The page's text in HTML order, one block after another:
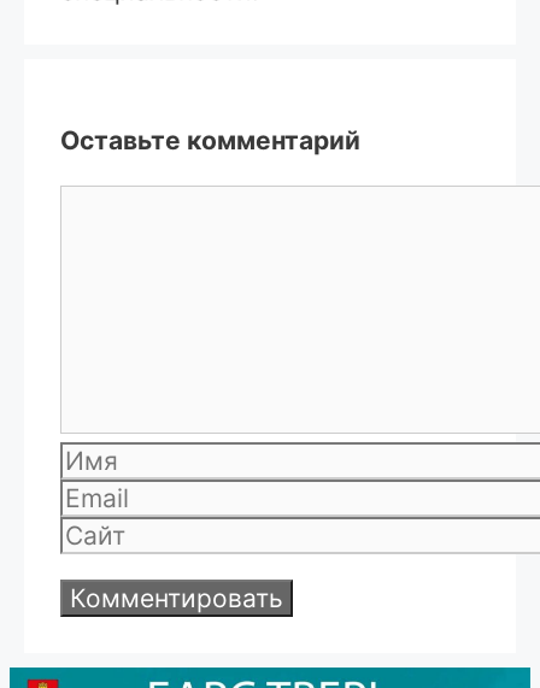
Оставьте комментарий
Имя
Email
Сайт